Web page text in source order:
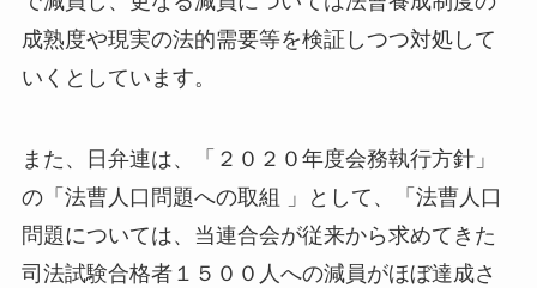
成熟度や現実の法的需要等を検証しつつ対処して
いくとしています。
また、日弁連は、「２０２０年度会務執行方針」
の「法曹人口問題への取組 」として、「法曹人口
問題については、当連合会が従来から求めてきた
司法試験合格者１５００人への減員がほぼ達成さ